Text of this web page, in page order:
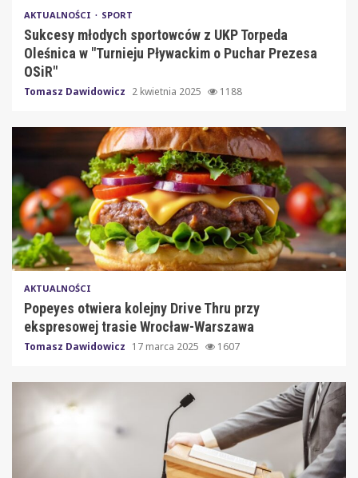
AKTUALNOŚCI SPORT
Sukcesy młodych sportowców z UKP Torpeda
Oleśnica w "Turnieju Pływackim o Puchar Prezesa
OSiR"
Tomasz Dawidowicz 2 kwietnia 2025 1188
AKTUALNOŚCI
Popeyes otwiera kolejny Drive Thru przy
ekspresowej trasie Wrocław-Warszawa
Tomasz Dawidowicz 17 marca 2025 1607